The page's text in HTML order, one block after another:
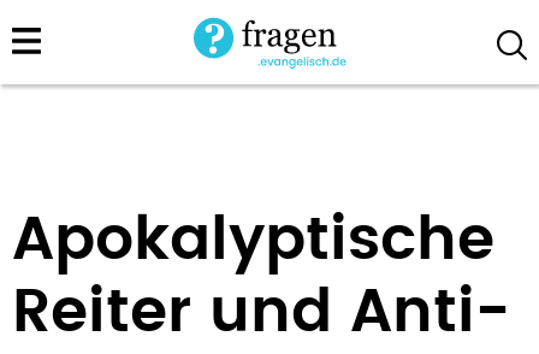
Direkt
zum
Apokalyptische
Reiter und Anti-